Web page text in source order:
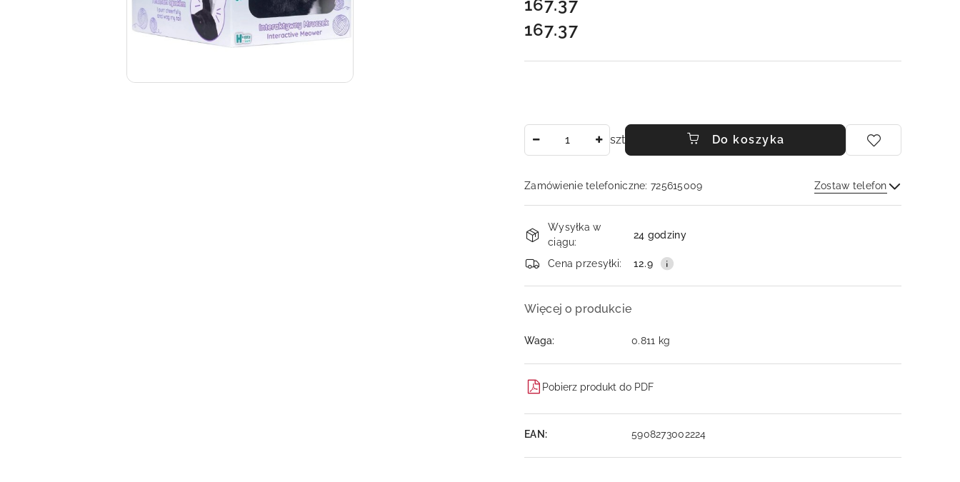
167.37
Cena:
167.37
szt Do koszyka
Zamówienie telefoniczne: 725615009 Zostaw telefon
Wyślij
Dostępność
i
dostawa
Wysyłka w
ciągu:
24 godziny
Cena przesyłki: 12.9
Więcej o produkcie
Waga: 0.811 kg
Pobierz produkt do PDF
EAN: 5908273002224